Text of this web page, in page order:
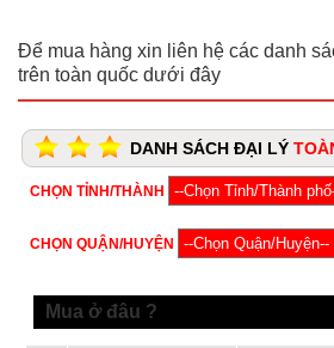
Để mua hàng xin liên hệ các danh
trên toàn quốc dưới đây